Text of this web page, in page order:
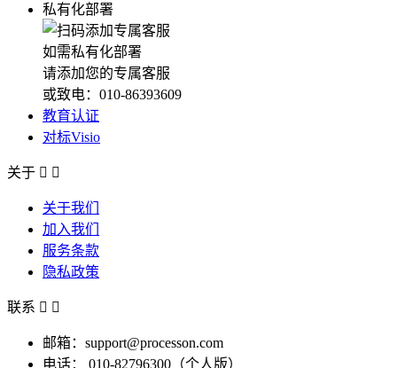
私有化部署
如需私有化部署
请添加您的专属客服
或致电：010-86393609
教育认证
对标Visio
关于  
关于我们
加入我们
服务条款
隐私政策
联系  
邮箱：support@processon.com
电话：
010-82796300（个人版）